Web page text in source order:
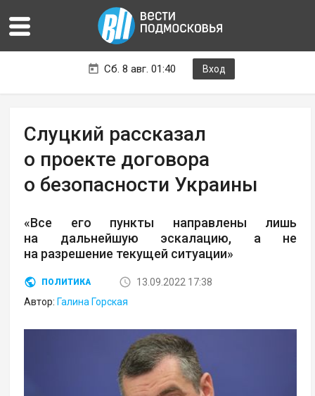
Сб. 8 авг. 01:40 Вход
Слуцкий рассказал
о проекте договора
о безопасности Украины
«Все его пункты направлены лишь
на дальнейшую эскалацию, а не
на разрешение текущей ситуации»
ПОЛИТИКА
13.09.2022 17:38
Автор: Галина Горская